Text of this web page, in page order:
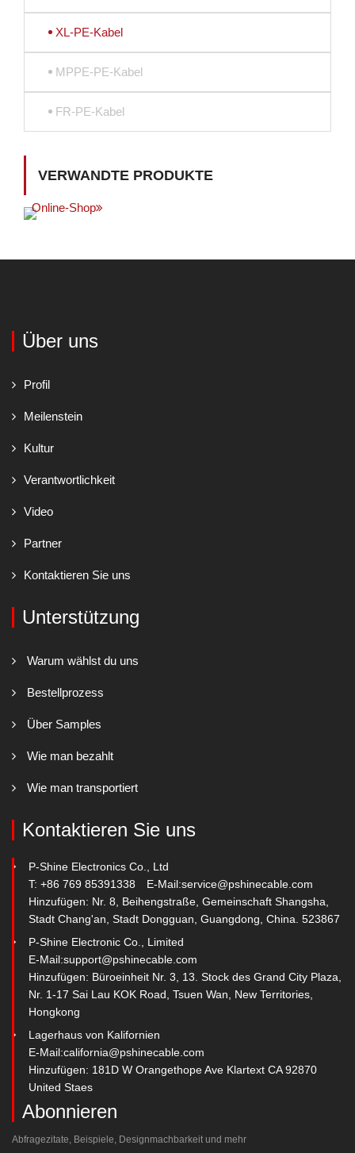
XL-PE-Kabel
MPPE-PE-Kabel
FR-PE-Kabel
VERWANDTE PRODUKTE
Online-Shop
Über uns
Profil
Meilenstein
Kultur
Verantwortlichkeit
Video
Partner
Kontaktieren Sie uns
Unterstützung
Warum wählst du uns
Bestellprozess
Über Samples
Wie man bezahlt
Wie man transportiert
Kontaktieren Sie uns
P-Shine Electronics Co., Ltd
T: +86 769 85391338
E-Mail:service@pshinecable.com
Hinzufügen: Nr. 8, Beihengstraße, Gemeinschaft Shangsha,
Stadt Chang'an, Stadt Dongguan, Guangdong, China. 523867
P-Shine Electronic Co., Limited
E-Mail:support@pshinecable.com
Hinzufügen: Büroeinheit Nr. 3, 13. Stock des Grand City Plaza,
Nr. 1-17 Sai Lau KOK Road, Tsuen Wan, New Territories,
Hongkong
Lagerhaus von Kalifornien
E-Mail:california@pshinecable.com
Hinzufügen: 181D W Orangethope Ave Klartext CA 92870
United Staes
Abonnieren
Abfragezitate, Beispiele, Designmachbarkeit und mehr